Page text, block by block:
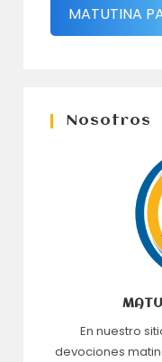
MATUTINA
Nosotros
En nuestro
devociones